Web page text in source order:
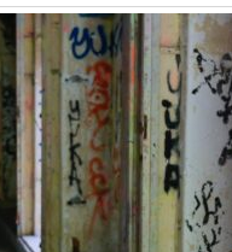
TOUS
NOUS
RÉVEILLER
UN
JOUR
|
SEUIL
DU
FUTUR
➦ La différence